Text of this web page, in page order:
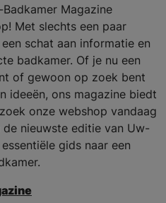
Magazine
Met slechts een paar
schat aan informatie en
badkamer. Of je nu een
of gewoon op zoek bent
ideeën, ons magazine biedt
onze webshop vandaag
nieuwste editie van Uw-
gids naar een